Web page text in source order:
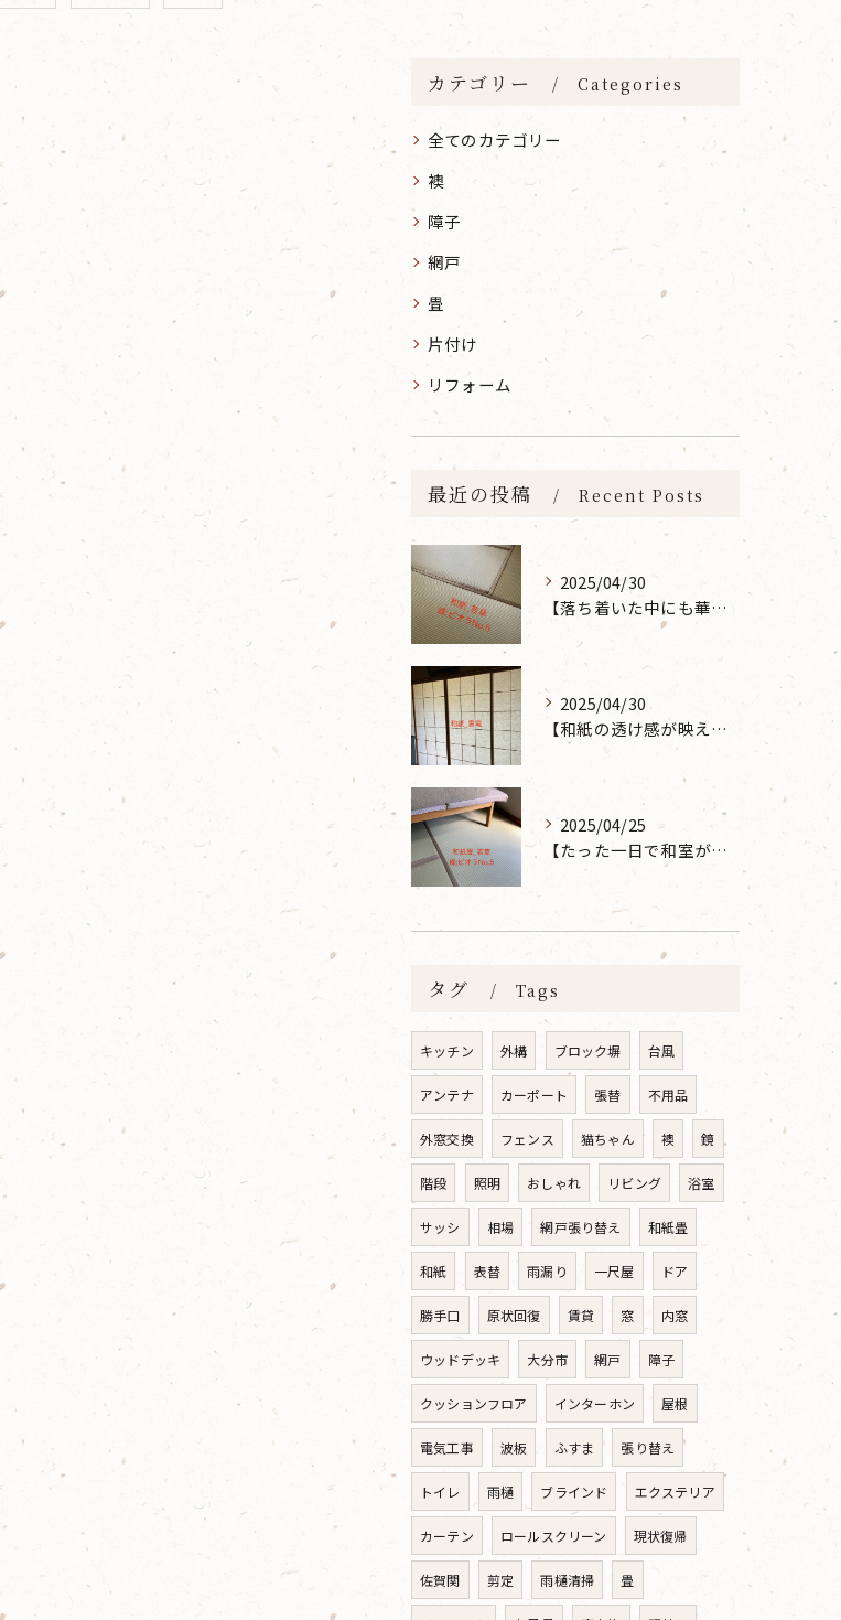
カテゴリー Categories
全てのカテゴリー
襖
障子
網戸
畳
片付け
リフォーム
最近の投稿 Recent Posts
2025/04/30
【落ち着いた中にも華やかな雰囲気を】大分市で畳の表替えなら 張替本舗 金沢屋 坂ノ市店へ
2025/04/30
【和紙の透け感が映えるとても素敵な空間に】大分市で障子の張り替えなら 張替本舗 金沢屋 坂ノ市店へ
2025/04/25
【たった一日で和室が生まれ変わった話】畳の表替えなら 張替本舗 金沢屋 坂ノ市店へ
タグ Tags
キッチン 外構 ブロック塀 台風
アンテナ カーポート 張替 不用品
外窓交換 フェンス 猫ちゃん 襖 鏡
階段 照明 おしゃれ リビング 浴室
サッシ 相場 網戸張り替え 和紙畳
和紙 表替 雨漏り 一尺屋 ドア
勝手口 原状回復 賃貸 窓 内窓
ウッドデッキ 大分市 網戸 障子
クッションフロア インターホン 屋根
電気工事 波板 ふすま 張り替え
トイレ 雨樋 ブラインド エクステリア
カーテン ロールスクリーン 現状復帰
佐賀関 剪定 雨樋清掃 畳